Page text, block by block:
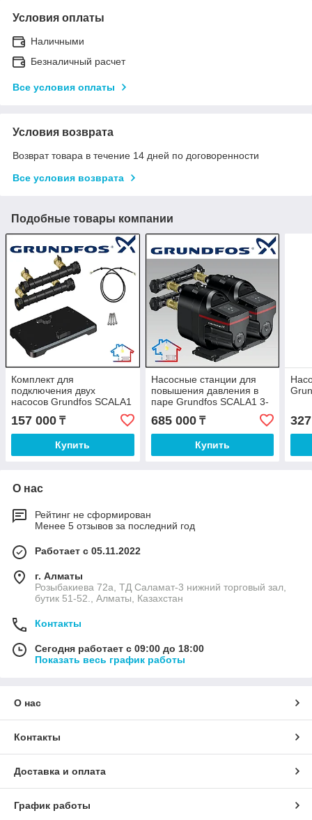
Условия оплаты
Наличными
Безналичный расчет
Все условия оплаты
Условия возврата
Возврат товара в течение 14 дней по договоренности
Все условия возврата
Подобные товары компании
Комплект для
подключения двух
насосов Grundfos SCALA1
157 000 ₸
Купить
Насосные станции для
повышения давления в
паре Grundfos SCALA1 3-
685 000₸
Купить
О нас
Рейтинг не сформирован
Менее 5 отзывов за последний год
Работает с 05.11.2022
г. Алматы
Розыбакиева 72а, ТД Саламат-3 нижний торговый зал,
бутик 51-52., Алматы, Казахстан
Контакты
Сегодня работает с 09:00 до 18:00
Показать весь график работы
О нас
Контакты
Доставка и оплата
График работы